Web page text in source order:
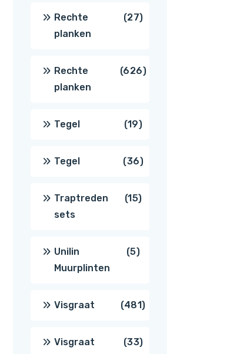
Rechte
planken
2727
Rechte
planken
626626
Tegel 1919
producten
Tegel 3636
producten
Traptreden
sets
1515
Unilin
Muurplinten
55
Visgraat 481481
Visgraat 3333